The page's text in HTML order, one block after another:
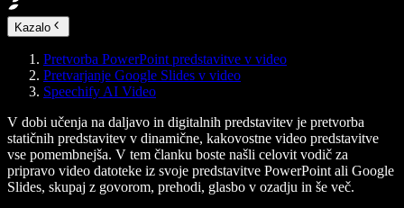
Kazalo
Pretvorba PowerPoint predstavitve v video
Pretvarjanje Google Slides v video
Speechify AI Video
V dobi učenja na daljavo in digitalnih predstavitev je pretvorba
statičnih predstavitev v dinamične, kakovostne video predstavitve
vse pomembnejša. V tem članku boste našli celovit vodič za
pripravo video datoteke iz svoje predstavitve PowerPoint ali Google
Slides, skupaj z govorom, prehodi, glasbo v ozadju in še več.